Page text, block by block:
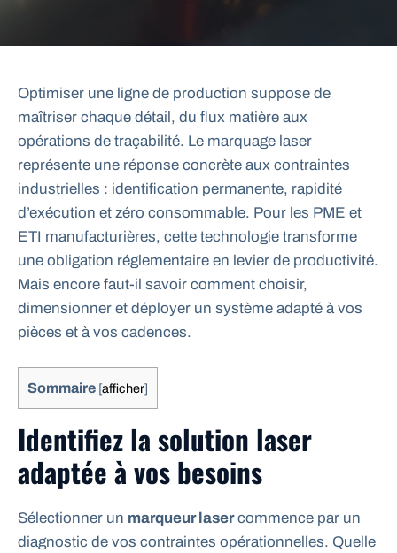
Optimiser une ligne de production suppose de
maîtriser chaque détail, du flux matière aux
opérations de traçabilité. Le marquage laser
représente une réponse concrète aux contraintes
industrielles : identification permanente, rapidité
d’exécution et zéro consommable. Pour les PME et
ETI manufacturières, cette technologie transforme
une obligation réglementaire en levier de productivité.
Mais encore faut-il savoir comment choisir,
dimensionner et déployer un système adapté à vos
pièces et à vos cadences.
Sommaire [afficher]
Identifiez la solution laser
adaptée à vos besoins
Sélectionner un marqueur lasercommence par un
diagnostic de vos contraintes opérationnelles. Quelle